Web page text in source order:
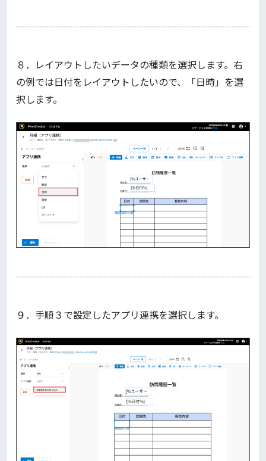
８．レイアウトしたいデータの種類を選択します。右
の例では日付をレイアウトしたいので、「日時」を選
択します。
９．手順３で設定したアプリ連携を選択します。